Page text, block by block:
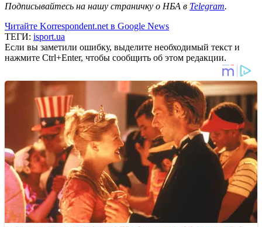
Подписывайтесь на нашу страничку о НБА в Telegram.
Читайте Korrespondent.net в Google News
ТЕГИ: isport.ua
Если вы заметили ошибку, выделите необходимый текст и
нажмите Ctrl+Enter, чтобы сообщить об этом редакции.